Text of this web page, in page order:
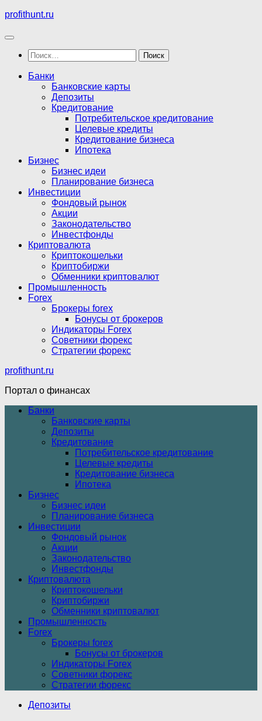
Перейти
содержимому
profithunt.ru
Найти:
Банки
Банковские карты
Депозиты
Кредитование
Потребительское кредитование
Целевые кредиты
Кредитование бизнеса
Ипотека
Бизнес
Бизнес идеи
Планирование бизнеса
Инвестиции
Фондовый рынок
Акции
Законодательство
Инвестфонды
Криптовалюта
Криптокошельки
Криптобиржи
Обменники криптовалют
Промышленность
Forex
Брокеры forex
Бонусы от брокеров
Индикаторы Forex
Советники форекс
Стратегии форекс
profithunt.ru
Портал о финансах
Банки
Банковские карты
Депозиты
Кредитование
Потребительское кредитование
Целевые кредиты
Кредитование бизнеса
Ипотека
Бизнес
Бизнес идеи
Планирование бизнеса
Инвестиции
Фондовый рынок
Акции
Законодательство
Инвестфонды
Криптовалюта
Криптокошельки
Криптобиржи
Обменники криптовалют
Промышленность
Forex
Брокеры forex
Бонусы от брокеров
Индикаторы Forex
Советники форекс
Стратегии форекс
Депозиты